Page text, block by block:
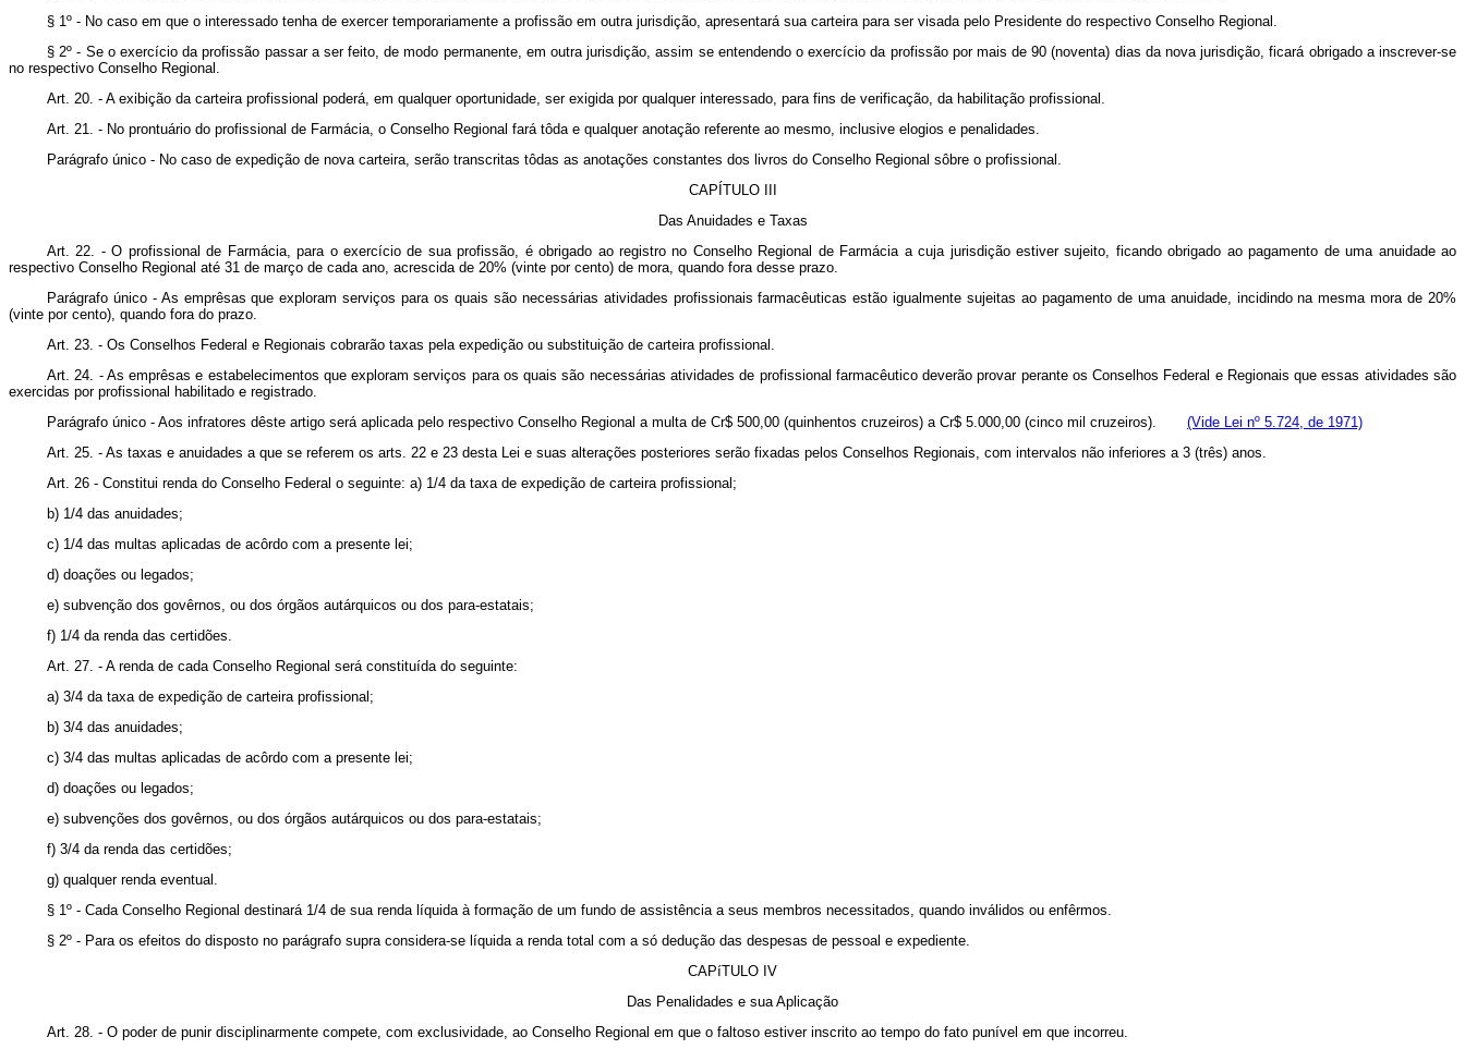
§ 1º - No caso em que o interessado tenha de exercer temporariamente a profissão em outra jurisdição, apresentará sua carteira para ser visada pelo Presidente do respectivo Conselho Regional.
§ 2º - Se o exercício da profissão passar a ser feito, de modo permanente, em outra jurisdição, assim se entendendo o exercício da profissão por mais de 90 (noventa) dias da nova jurisdição, ficará obrigado a inscrever-se
no respectivo Conselho Regional.
Art. 20. - A exibição da carteira profissional poderá, em qualquer oportunidade, ser exigida por qualquer interessado, para fins de verificação, da habilitação profissional.
Art. 21. - No prontuário do profissional de Farmácia, o Conselho Regional fará tôda e qualquer anotação referente ao mesmo, inclusive elogios e penalidades.
Parágrafo único - No caso de expedição de nova carteira, serão transcritas tôdas as anotações constantes dos livros do Conselho Regional sôbre o profissional.
CAPÍTULO III
Das Anuidades e Taxas
Art. 22. - O profissional de Farmácia, para o exercício de sua profissão, é obrigado ao registro no Conselho Regional de Farmácia a cuja jurisdição estiver sujeito, ficando obrigado ao pagamento de uma anuidade ao
respectivo Conselho Regional até 31 de março de cada ano, acrescida de 20% (vinte por cento) de mora, quando fora desse prazo.
Parágrafo único - As emprêsas que exploram serviços para os quais são necessárias atividades profissionais farmacêuticas estão igualmente sujeitas ao pagamento de uma anuidade, incidindo na mesma mora de 20%
(vinte por cento), quando fora do prazo.
Art. 23. - Os Conselhos Federal e Regionais cobrarão taxas pela expedição ou substituição de carteira profissional.
Art. 24. - As emprêsas e estabelecimentos que exploram serviços para os quais são necessárias atividades de profissional farmacêutico deverão provar perante os Conselhos Federal e Regionais que essas atividades são
exercidas por profissional habilitado e registrado.
Parágrafo único - Aos infratores dêste artigo será aplicada pelo respectivo Conselho Regional a multa de Cr$ 500,00 (quinhentos cruzeiros) a Cr$ 5.000,00 (cinco mil cruzeiros). (Vide Lei nº 5.724, de 1971)
Art. 25. - As taxas e anuidades a que se referem os arts. 22 e 23 desta Lei e suas alterações posteriores serão fixadas pelos Conselhos Regionais, com intervalos não inferiores a 3 (três) anos.
Art. 26 - Constitui renda do Conselho Federal o seguinte: a) 1/4 da taxa de expedição de carteira profissional;
b) 1/4 das anuidades;
c) 1/4 das multas aplicadas de acôrdo com a presente lei;
d) doações ou legados;
e) subvenção dos govêrnos, ou dos órgãos autárquicos ou dos para-estatais;
f) 1/4 da renda das certidões.
Art. 27. - A renda de cada Conselho Regional será constituída do seguinte:
a) 3/4 da taxa de expedição de carteira profissional;
b) 3/4 das anuidades;
c) 3/4 das multas aplicadas de acôrdo com a presente lei;
d) doações ou legados;
e) subvenções dos govêrnos, ou dos órgãos autárquicos ou dos para-estatais;
f) 3/4 da renda das certidões;
g) qualquer renda eventual.
§ 1º - Cada Conselho Regional destinará 1/4 de sua renda líquida à formação de um fundo de assistência a seus membros necessitados, quando inválidos ou enfêrmos.
§ 2º - Para os efeitos do disposto no parágrafo supra considera-se líquida a renda total com a só dedução das despesas de pessoal e expediente.
CAPíTULO IV
Das Penalidades e sua Aplicação
Art. 28. - O poder de punir disciplinarmente compete, com exclusividade, ao Conselho Regional em que o faltoso estiver inscrito ao tempo do fato punível em que incorreu.